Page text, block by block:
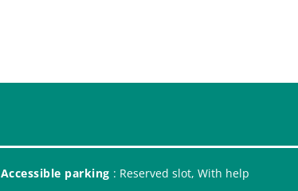
Accessible parking : Reserved slot, With help